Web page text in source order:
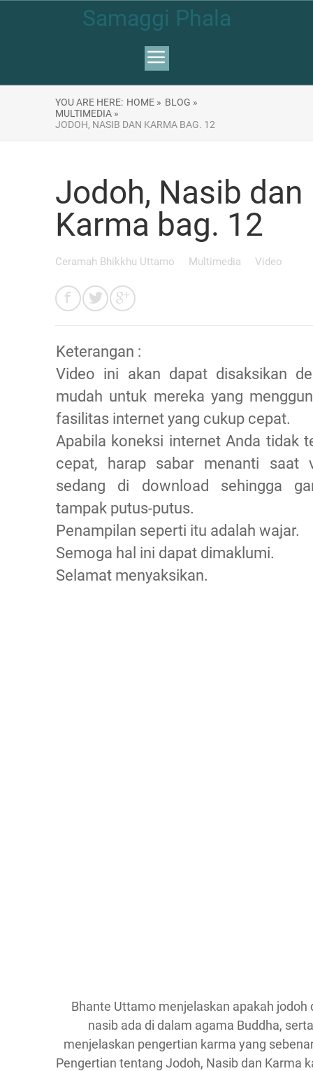
Samaggi Phala
YOU ARE HERE: HOME » BLOG »
MULTIMEDIA »
JODOH, NASIB DAN KARMA BAG. 12
Jodoh, Nasib dan
Karma bag. 12
Ceramah Bhikkhu Uttamo Multimedia Video
Keterangan :
Video ini akan dapat disaksikan
mudah untuk mereka yang
fasilitas internet yang cukup cepat.
Apabila koneksi internet Anda tidak
cepat, harap sabar menanti saat
sedang di download sehingga
tampak putus-putus.
Penampilan seperti itu adalah wajar.
Semoga hal ini dapat dimaklumi.
Selamat menyaksikan.
Bhante Uttamo menjelaskan apakah jodoh
nasib ada di dalam agama Buddha,
menjelaskan pengertian karma yang
Pengertian tentang Jodoh, Nasib dan Karma